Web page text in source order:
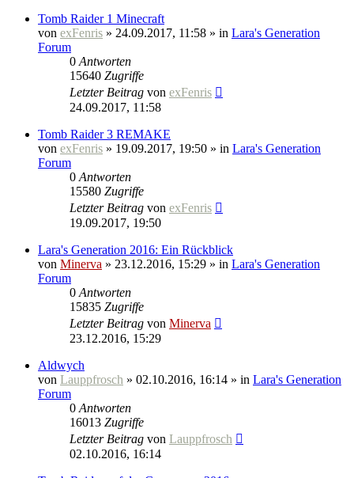
Tomb Raider 1 Minecraft
von exFenris » 24.09.2017, 11:58 » in Lara's Generation
Forum
0 Antworten
15640 Zugriffe
Letzter Beitrag von exFenris
24.09.2017, 11:58
Tomb Raider 3 REMAKE
von exFenris » 19.09.2017, 19:50 » in Lara's Generation
Forum
0 Antworten
15580 Zugriffe
Letzter Beitrag von exFenris
19.09.2017, 19:50
Lara's Generation 2016: Ein Rückblick
von Minerva » 23.12.2016, 15:29 » in Lara's Generation
Forum
0 Antworten
15835 Zugriffe
Letzter Beitrag von Minerva
23.12.2016, 15:29
Aldwych
von Lauppfrosch » 02.10.2016, 16:14 » in Lara's Generation
Forum
0 Antworten
16013 Zugriffe
Letzter Beitrag von Lauppfrosch
02.10.2016, 16:14